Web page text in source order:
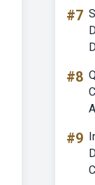
#7
#8
#9